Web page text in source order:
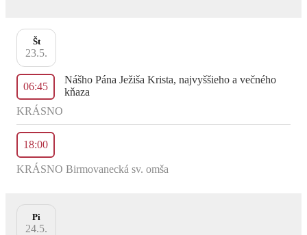
Št
23.5.
06:45
Nášho Pána Ježiša Krista, najvyššieho a večného
kňaza
KRÁSNO
18:00
KRÁSNO Birmovanecká sv. omša
Pi
24.5.